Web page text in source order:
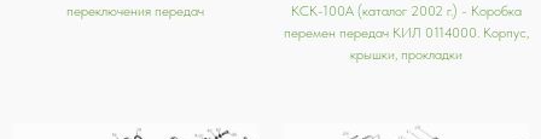
переключения передач
КСК-100А (каталог 2002 г.) - Коробка
перемен передач КИЛ 0114000. Корпус,
крышки, прокладки